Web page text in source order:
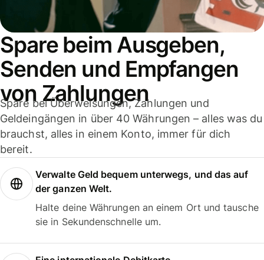
Spare beim Ausgeben,
Senden und Empfangen
von Zahlungen
Spare bei Überweisungen, Zahlungen und
Geldeingängen in über 40 Währungen – alles was du
brauchst, alles in einem Konto, immer für dich
bereit.
Verwalte Geld bequem unterwegs, und das auf
der ganzen Welt.
Halte deine Währungen an einem Ort und tausche
sie in Sekundenschnelle um.